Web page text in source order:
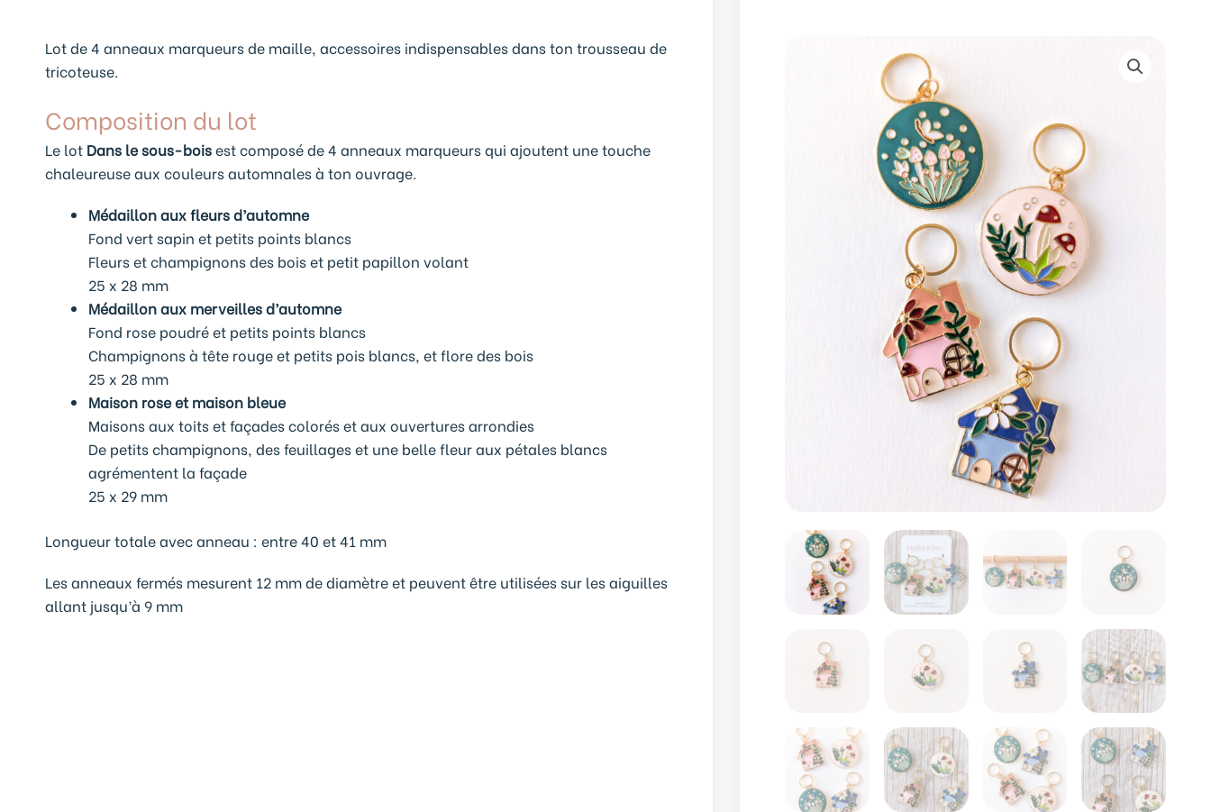
Lot de 4 anneaux marqueurs de maille, accessoires indispensables dans ton trousseau de
tricoteuse.
Composition du lot
Le lot Dans le sous-boisest composé de 4 anneaux marqueurs qui ajoutent une touche
chaleureuse aux couleurs automnales à ton ouvrage.
Médaillon aux fleurs d’automne
Fond vert sapin et petits points blancs
Fleurs et champignons des bois et petit papillon volant
25 x 28 mm
Médaillon aux merveilles d’automne
Fond rose poudré et petits points blancs
Champignons à tête rouge et petits pois blancs, et flore des bois
25 x 28 mm
Maison rose et maison bleue
Maisons aux toits et façades colorés et aux ouvertures arrondies
De petits champignons, des feuillages et une belle fleur aux pétales blancs
agrémentent la façade
25 x 29 mm
Longueur totale avec anneau : entre 40 et 41 mm
Les anneaux fermés mesurent 12 mm de diamètre et peuvent être utilisées sur les aiguilles
allant jusqu’à 9 mm